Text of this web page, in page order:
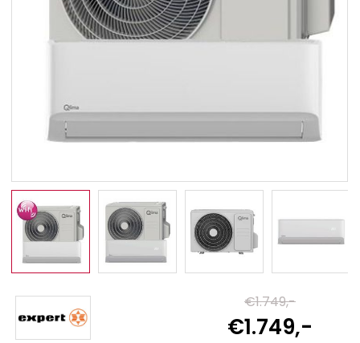
€1.749,-
€1.749,-